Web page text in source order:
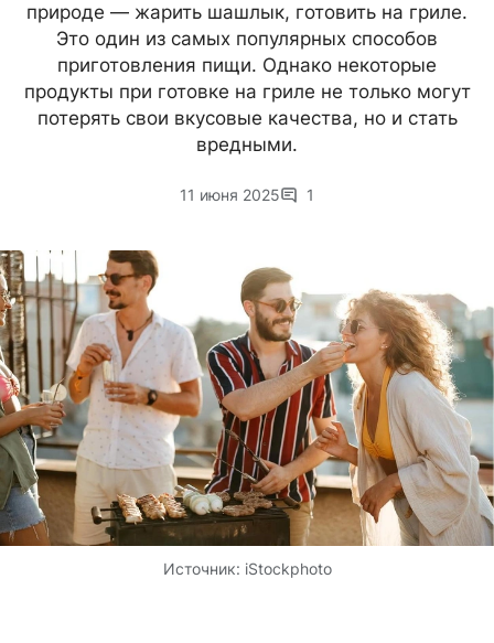
природе — жарить шашлык, готовить на гриле.
Это один из самых популярных способов
приготовления пищи. Однако некоторые
продукты при готовке на гриле не только могут
потерять свои вкусовые качества, но и стать
вредными.
11 июня 2025 1
Источник: iStockphoto